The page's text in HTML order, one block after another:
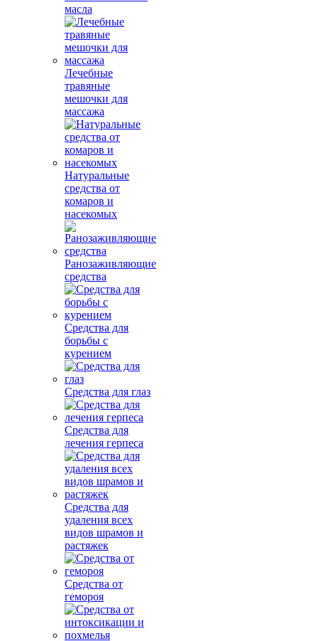
масла
Лечебные
травяные
мешочки для
массажа
Натуральные
средства от
комаров и
насекомых
Ранозаживляющие
средства
Средства для
борьбы с
курением
Средства для глаз
Средства для
лечения герпеса
Средства для
удаления всех
видов шрамов и
растяжек
Средства от
гемороя